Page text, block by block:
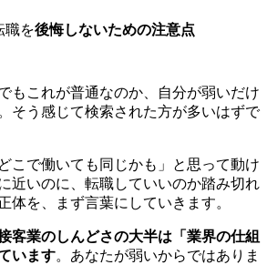
職を後悔しないための注意点
もこれが普通なのか、自分が弱いだけ
そう感じて検索された方が多いはずで
こで働いても同じかも」と思って動け
近いのに、転職していいのか踏み切れ
を、まず言葉にしていきます。
客業のしんどさの大半は「業界の仕組
います。あなたが弱いからではありま